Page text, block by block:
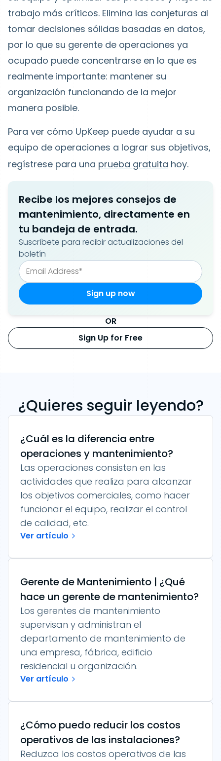
trabajo más críticos. Elimina las conjeturas al
tomar decisiones sólidas basadas en datos,
por lo que su gerente de operaciones ya
ocupado puede concentrarse en lo que es
realmente importante: mantener su
organización funcionando de la mejor
manera posible.
Para ver cómo UpKeep puede ayudar a su
equipo de operaciones a lograr sus objetivos,
regístrese para una prueba gratuita hoy.
Recibe los mejores consejos de
mantenimiento, directamente en
tu bandeja de entrada.
Suscríbete para recibir actualizaciones del
boletín
OR
Sign Up for Free
¿Quieres seguir leyendo?
¿Cuál es la diferencia entre
operaciones y mantenimiento?
Las operaciones consisten en las
actividades que realiza para alcanzar
los objetivos comerciales, como hacer
funcionar el equipo, realizar el control
de calidad, etc.
Ver artículo
Gerente de Mantenimiento | ¿Qué
hace un gerente de mantenimiento?
Los gerentes de mantenimiento
supervisan y administran el
departamento de mantenimiento de
una empresa, fábrica, edificio
residencial u organización.
Ver artículo
¿Cómo puedo reducir los costos
operativos de las instalaciones?
Reduzca los costos operativos de las